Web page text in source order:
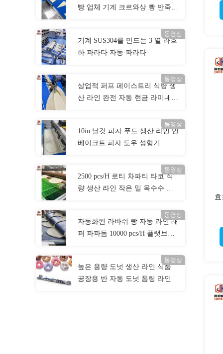
빵 업체 기계 크르와상 빵 반죽
동영상
기계 SUS304를 만드는 3 열 라흐
하 파라타 자동 파라타
동영상
상업적 퍼프 페이스트리 식량 생
산 라인 완전 자동 현금 라미네이
동영상
10in 날것 피자 푸드 생산 라인 언
베이크트 피자 도우 성형기
동영상
2500 pcs/H 로티 차파티 타코 식
량 생산 라인 작은 밀 옥수수 토
동영상
자동화된 라바쉬 빵 자동 라인 래
퍼 파파돔 10000 pcs/H 플랫브레
동영상
높은 용량 도넛 생산 라인 식품
공장용 반 자동 도넛 폼링 라인